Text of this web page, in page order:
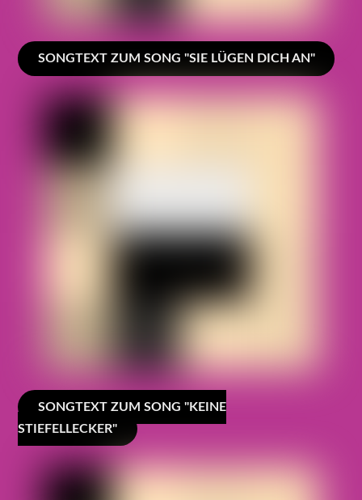
SONGTEXT ZUM SONG "SIE LÜGEN DICH AN"
SONGTEXT ZUM SONG "KEINE
STIEFELLECKER"